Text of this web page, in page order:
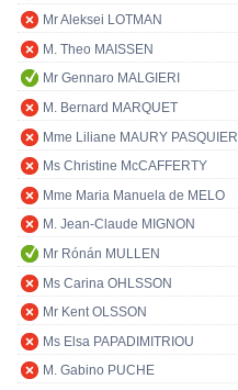
Mr Aleksei LOTMAN
M. Theo MAISSEN
Mr Gennaro MALGIERI
M. Bernard MARQUET
Mme Liliane MAURY PASQUIER
Ms Christine McCAFFERTY
Mme Maria Manuela de MELO
M. Jean-Claude MIGNON
Mr Rónán MULLEN
Ms Carina OHLSSON
Mr Kent OLSSON
Ms Elsa PAPADIMITRIOU
M. Gabino PUCHE